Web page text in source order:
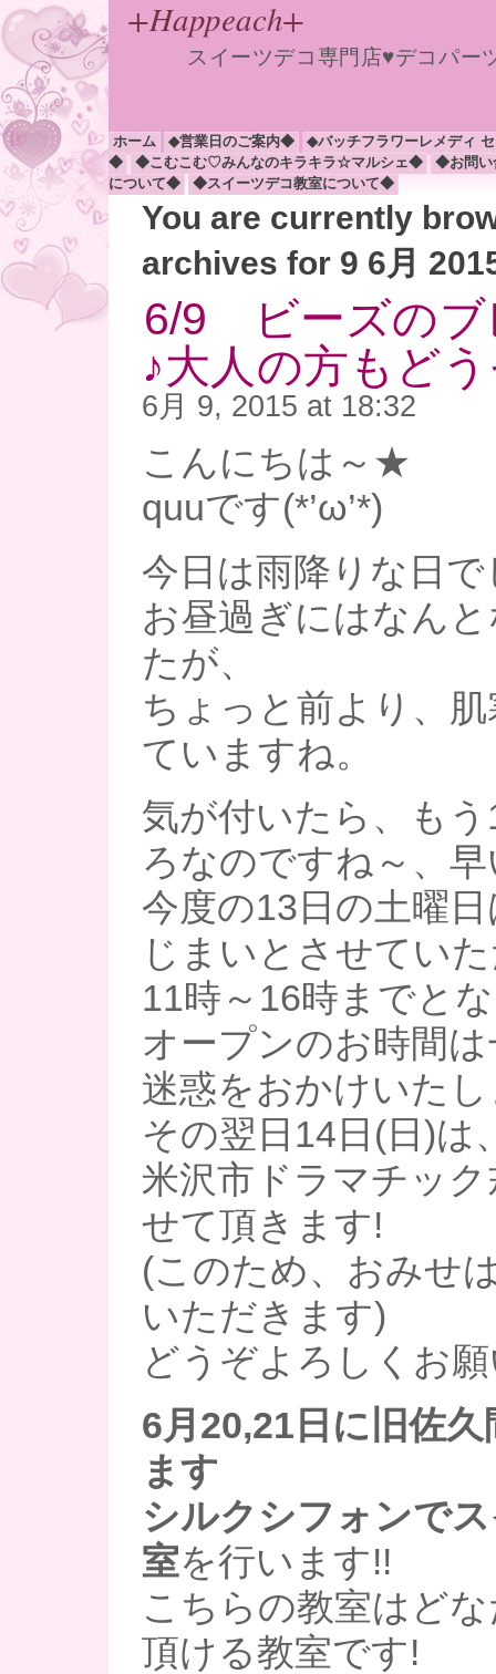
+Happeach+
スイーツデコ専門店♥デコパ
ホーム ◆営業日のご案内◆
◆バッチフラワーレメディ
◆
◆こむこむ♡みんなのキラキラ☆マルシェ◆
◆お問
について◆
◆スイーツデコ教室について◆
You are currently
archives for 9 6月
6/9 ビーズのブ
♪大人の方もど
6月 9, 2015 at 18:32
こんにちは～★
quuです(*’ω’*)
今日は雨降りな日
お昼過ぎにはなん
たが、
ちょっと前より、
ていますね。
気が付いたら、も
ろなのですね～、
今度の13日の土曜
じまいとさせてい
11時～16時までと
オープンのお時間
迷惑をおかけいた
その翌日14日(日)は
米沢市ドラマチッ
せて頂きます!
(このため、おみせ
いただきます)
どうぞよろしくお
6月20,21日に旧佐
ます
シルクシフォンで
室を行います!!
こちらの教室はど
頂ける教室です!